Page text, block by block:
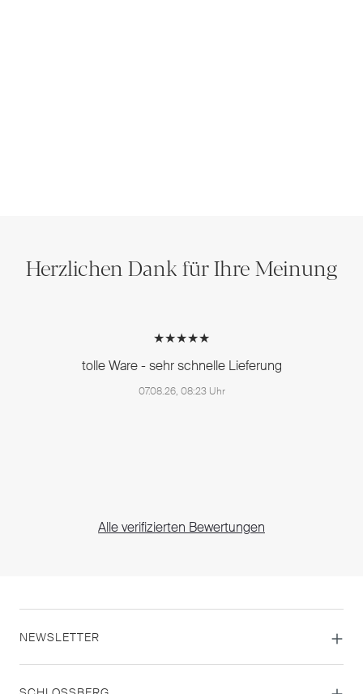
Herzlichen Dank für Ihre Meinung
★★★★★
tolle Ware - sehr schnelle Lieferung
07.08.26, 08:23 Uhr
Alle verifizierten Bewertungen
NEWSLETTER